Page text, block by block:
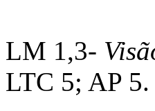
LM 1,3-
LTC 5; AP 5.